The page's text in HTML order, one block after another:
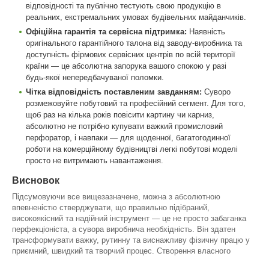
відповідності та публічно тестують свою продукцію в
реальних, екстремальних умовах будівельних майданчиків.
Офіційна гарантія та сервісна підтримка: Наявність
оригінального гарантійного талона від заводу-виробника та
доступність фірмових сервісних центрів по всій території
країни — це абсолютна запорука вашого спокою у разі
будь-якої непередбачуваної поломки.
Чітка відповідність поставленим завданням: Суворо
розмежовуйте побутовий та професійний сегмент. Для того,
щоб раз на кілька років повісити картину чи карниз,
абсолютно не потрібно купувати важкий промисловий
перфоратор, і навпаки — для щоденної, багатогодинної
роботи на комерційному будівництві легкі побутові моделі
просто не витримають навантаження.
Висновок
Підсумовуючи все вищезазначене, можна з абсолютною
впевненістю стверджувати, що правильно підібраний,
високоякісний та надійний інструмент — це не просто забаганка
перфекціоніста, а сувора виробнича необхідність. Він здатен
трансформувати важку, рутинну та виснажливу фізичну працю у
приємний, швидкий та творчий процес. Створення власного